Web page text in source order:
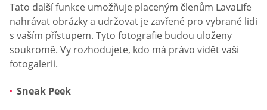
Tato další funkce umožňuje placeným členům LavaLife
nahrávat obrázky a udržovat je zavřené pro vybrané lidi
s vaším přístupem. Tyto fotografie budou uloženy
soukromě. Vy rozhodujete, kdo má právo vidět vaši
fotogalerii.
Sneak Peek